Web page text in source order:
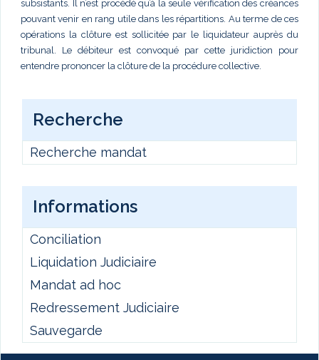
subsistants. Il n’est procédé qu’à la seule vérification des créances
pouvant venir en rang utile dans les répartitions. Au terme de ces
opérations la clôture est sollicitée par le liquidateur auprès du
tribunal. Le débiteur est convoqué par cette juridiction pour
entendre prononcer la clôture de la procédure collective.
Recherche
Recherche mandat
Informations
Conciliation
Liquidation Judiciaire
Mandat ad hoc
Redressement Judiciaire
Sauvegarde